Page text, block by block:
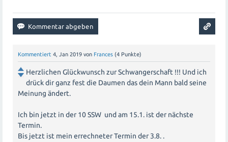
Kommentiert 4, Jan 2019 von Frances (4 Punkte)
Herzlichen Glückwunsch zur Schwangerschaft !!! Und ich
drück dir ganz fest die Daumen das dein Mann bald seine
Meinung ändert.
Ich bin jetzt in der 10 SSW und am 15.1. ist der nächste
Termin.
Bis jetzt ist mein errechneter Termin der 3.8. .